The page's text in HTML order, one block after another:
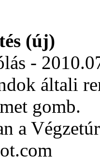
(új)
-
általi
gomb.
a